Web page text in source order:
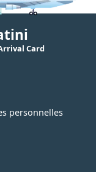
Card
personnelles